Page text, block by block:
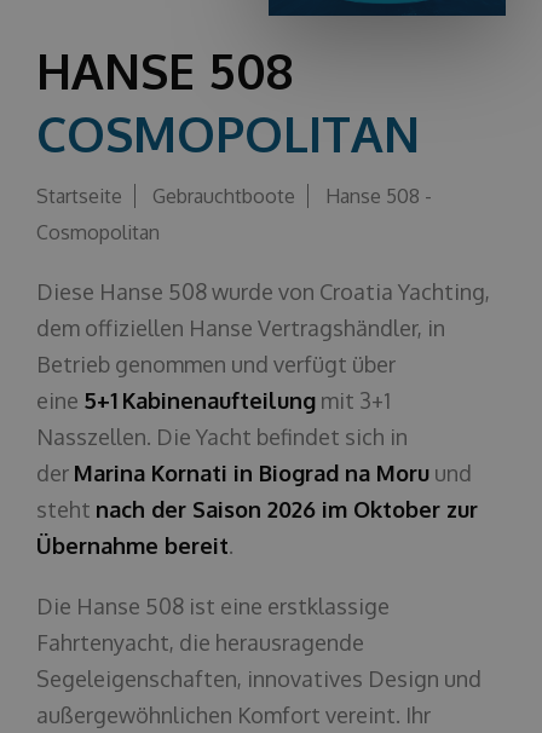
HANSE 508
COSMOPOLITAN
Startseite Gebrauchtboote
Hanse 508 -
Cosmopolitan
Diese Hanse 508 wurde von Croatia Yachting,
dem offiziellen Hanse Vertragshändler, in
Betrieb genommen und verfügt über
eine 5+1 Kabinenaufteilung mit 3+1
Nasszellen. Die Yacht befindet sich in
der Marina Kornati in Biograd na Moru und
steht nach der Saison 2026 im Oktober zur
Übernahme bereit.
Die Hanse 508 ist eine erstklassige
Fahrtenyacht, die herausragende
Segeleigenschaften, innovatives Design und
außergewöhnlichen Komfort vereint. Ihr